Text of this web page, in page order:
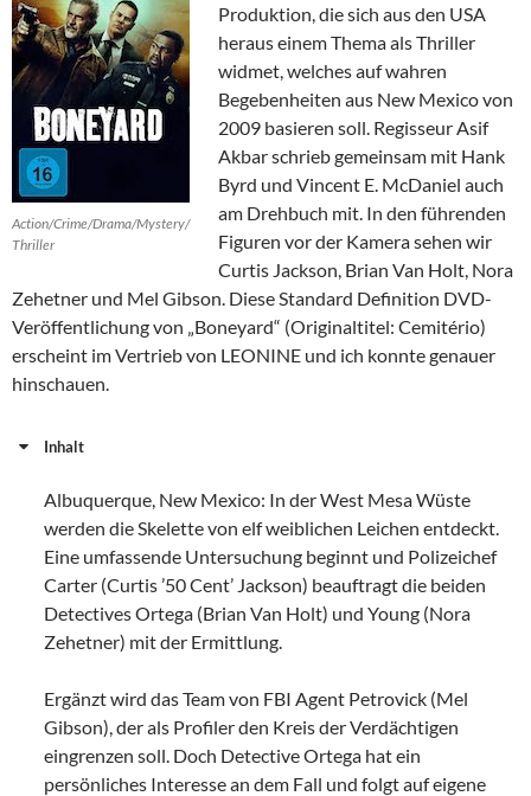
Action/Crime/Drama/Mystery/
Thriller
Produktion, die sich aus den USA
heraus einem Thema als Thriller
widmet, welches auf wahren
Begebenheiten aus New Mexico von
2009 basieren soll. Regisseur Asif
Akbar schrieb gemeinsam mit Hank
Byrd und Vincent E. McDaniel auch
am Drehbuch mit. In den führenden
Figuren vor der Kamera sehen wir
Curtis Jackson, Brian Van Holt, Nora
Zehetner und Mel Gibson. Diese Standard Definition DVD-
Veröffentlichung von „Boneyard“ (Originaltitel: Cemitério)
erscheint im Vertrieb von LEONINE und ich konnte genauer
hinschauen.
Inhalt
Albuquerque, New Mexico: In der West Mesa Wüste
werden die Skelette von elf weiblichen Leichen entdeckt.
Eine umfassende Untersuchung beginnt und Polizeichef
Carter (Curtis ’50 Cent’ Jackson) beauftragt die beiden
Detectives Ortega (Brian Van Holt) und Young (Nora
Zehetner) mit der Ermittlung.
Ergänzt wird das Team von FBI Agent Petrovick (Mel
Gibson), der als Profiler den Kreis der Verdächtigen
eingrenzen soll. Doch Detective Ortega hat ein
persönliches Interesse an dem Fall und folgt auf eigene